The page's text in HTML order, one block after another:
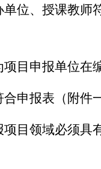
位、授课教师
目申报单位在
申报表（附件
目领域必须具